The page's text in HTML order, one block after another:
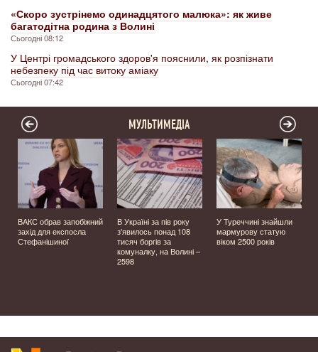
«Скоро зустрінемо одинадцятого малюка»: як живе
багатодітна родина з Волині
Сьогодні 08:12
У Центрі громадського здоров'я пояснили, як розпізнати
небезпеку під час витоку аміаку
Сьогодні 07:42
МУЛЬТИМЕДІА
ВАКС обрав запобіжний
захід для експосла
Стефанішиної
В Україні за пів року
з'явилось понад 108
тисяч боргів за
комуналку, на Волині –
2598
У Туреччині знайшли
мармурову статую
віком 2500 років